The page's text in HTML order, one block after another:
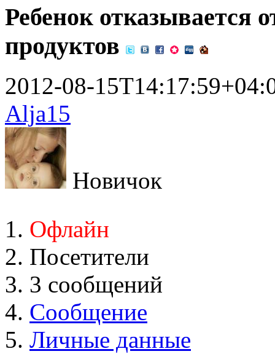
Ребенок отказывается
продуктов
2012-08-
Alja15
Новичок
Офлайн
Посетители
3 сообщений
Сообщение
Личные данные